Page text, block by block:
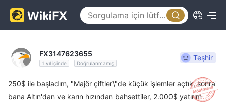
FX3147623655
1 yıl içinde Doğrulanmamış
Teşhir
250$ ile başladım, "Majör çiftler\"de küçük işlemler açtık, sonra
bana Altın'dan ve karın hızından bahsettiler, 2.000$ yatırım